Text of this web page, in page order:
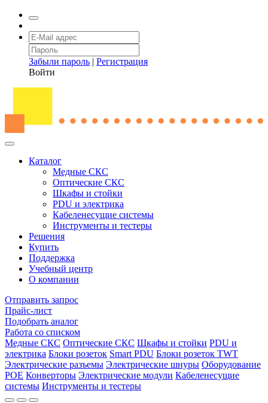
Забыли пароль | Регистрация
Войти
Каталог
Медные СКС
Оптические СКС
Шкафы и стойки
PDU и электрика
Кабеленесущие системы
Инструменты и тестеры
Решения
Купить
Поддержка
Учебный центр
О компании
Отправить запрос
Прайс-лист
Подобрать аналог
Работа со списком
Медные СКС Оптические СКС Шкафы и стойки PDU и
электрика Блоки розеток Smart PDU Блоки розеток TWT
Электрические разъемы Электрические шнуры Оборудование
POE Конверторы Электрические модули Кабеленесущие
системы Инструменты и тестеры